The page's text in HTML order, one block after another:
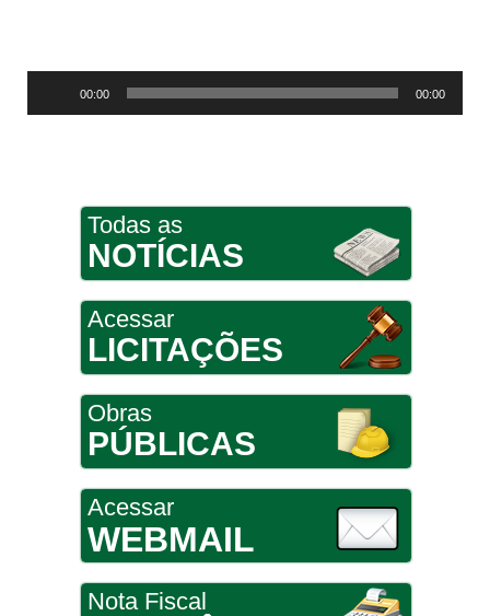
00:00 00:00
Todas as
NOTÍCIAS
Acessar
LICITAÇÕES
Obras
PÚBLICAS
Acessar
WEBMAIL
Nota Fiscal